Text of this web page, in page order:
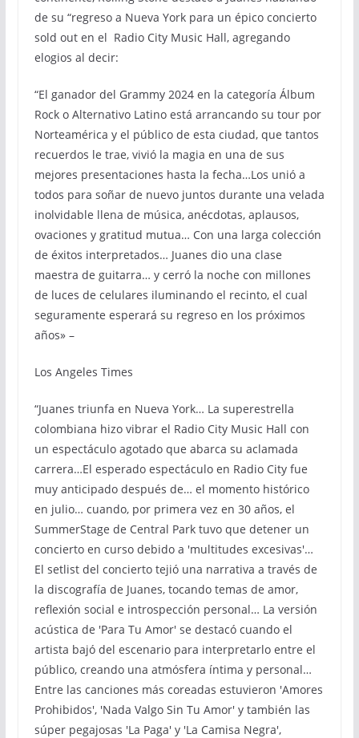
de su “regreso a Nueva York para un épico concierto
sold out en el Radio City Music Hall, agregando
elogios al decir:
“El ganador del Grammy 2024 en la categoría Álbum
Rock o Alternativo Latino está arrancando su tour por
Norteamérica y el público de esta ciudad, que tantos
recuerdos le trae, vivió la magia en una de sus
mejores presentaciones hasta la fecha…Los unió a
todos para soñar de nuevo juntos durante una velada
inolvidable llena de música, anécdotas, aplausos,
ovaciones y gratitud mutua… Con una larga colección
de éxitos interpretados… Juanes dio una clase
maestra de guitarra… y cerró la noche con millones
de luces de celulares iluminando el recinto, el cual
seguramente esperará su regreso en los próximos
años» –
Los Angeles Times
“Juanes triunfa en Nueva York… La superestrella
colombiana hizo vibrar el Radio City Music Hall con
un espectáculo agotado que abarca su aclamada
carrera…El esperado espectáculo en Radio City fue
muy anticipado después de… el momento histórico
en julio… cuando, por primera vez en 30 años, el
SummerStage de Central Park tuvo que detener un
concierto en curso debido a 'multitudes excesivas'…
El setlist del concierto tejió una narrativa a través de
la discografía de Juanes, tocando temas de amor,
reflexión social e introspección personal… La versión
acústica de 'Para Tu Amor' se destacó cuando el
artista bajó del escenario para interpretarlo entre el
público, creando una atmósfera íntima y personal…
Entre las canciones más coreadas estuvieron 'Amores
Prohibidos', 'Nada Valgo Sin Tu Amor' y también las
súper pegajosas 'La Paga' y 'La Camisa Negra',